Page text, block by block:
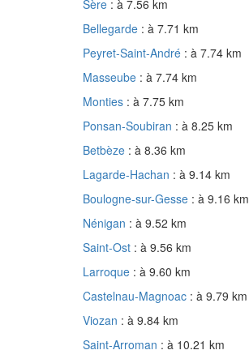
Sère : à 7.56 km
Bellegarde : à 7.71 km
Peyret-Saint-André : à 7.74 km
Masseube : à 7.74 km
Monties : à 7.75 km
Ponsan-Soubiran : à 8.25 km
Betbèze : à 8.36 km
Lagarde-Hachan : à 9.14 km
Boulogne-sur-Gesse : à 9.16 km
Nénigan : à 9.52 km
Saint-Ost : à 9.56 km
Larroque : à 9.60 km
Castelnau-Magnoac : à 9.79 km
Viozan : à 9.84 km
Saint-Arroman : à 10.21 km